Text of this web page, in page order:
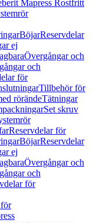
Mapress Rostfritt
BöjarReservdelar
ej
Övergångar och
och
för
Tillbehör för
rörändeTätningar
Set skruv
Reservdelar för
BöjarReservdelar
ej
Övergångar och
och
för